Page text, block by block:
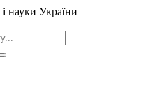
науки України